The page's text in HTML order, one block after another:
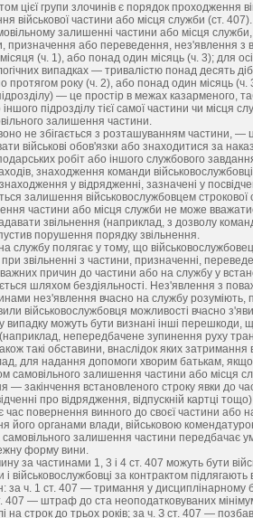
цієї групи злочинів є порядок проходження
військової частини або місця служби (ст.
залишенні частини або місця
призначення або переведення, нез'явлення з
(ч. 1), або понад один місяць (ч. 3); для
випадках — тривалістю понад десять
протягом року (ч. 2), або понад один місяць (ч.
— це простір в межах казарменого,
іншого підрозділу тієї самої частини чи
залишення частини.
не збігається з розташуванням частини, —
військові обов'язки або знаходитися за
робіт або іншого службового
знаходження команди
у відрядженні, зазначені у
залишення військовослужбовцем
частини або місця служби не може
звільнення (наприклад, з дозволу
порушення порядку звільнення.
службу полягає у тому, що
звільненні з частини, призначенні,
причин до частини або на службу у
шляхом бездіяльності. Нез'явлення з
нез'явлення вчасно на службу розуміють,
військовослужбовця можливості вчасно
випадку можуть бути визнані інші перешкоди,
непередбачене зупинення руху
такі обставини, внаслідок яких
для надання допомоги хворим батькам,
самовільного залишення частини або місця
— закінчення встановленого строку явки до
про відрядження, відпускній картці
повернення винного до своєї частини або
його органами влади, військовою
самовільного залишення частини
форму вини.
за частинами 1, 3 і 4 ст. 407 можуть бути
військовослужбовці за контрактом підлягають
за ч. 1 ст. 407 — тримання у дисциплінарному
407 — штраф до ста неоподатковуваних
на строк до трьох років; за ч. З ст. 407 —